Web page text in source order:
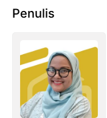
Penulis